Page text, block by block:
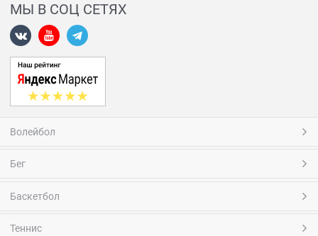
МЫ В СОЦ СЕТЯХ
Волейбол
Бег
Баскетбол
Теннис